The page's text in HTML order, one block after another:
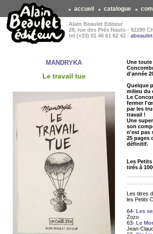
accueil catalogue
Alain Beaulet Editeur
28, rue des Prés Hauts - 92290
tel (+33) 01 46 61 62 42 -
MANDRYKA
Le travail tue
Une
d'année
Quelque
milieu du
Le
fermer
par les
travail !
Une
son
n'est pas
25 pages
définitif.
Les
tirés à
Les titres
les Petits
64- Les
Zozo
63- Le
Jean-